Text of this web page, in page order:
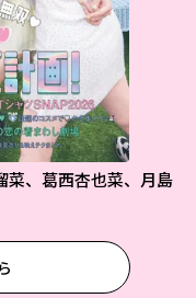
菜、葛西杏也菜、月島